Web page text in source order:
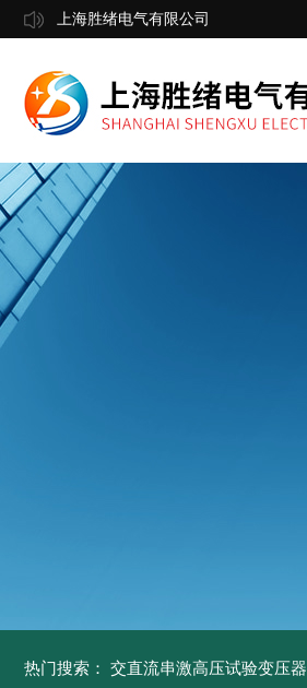
上海胜绪电气有限公司
热门搜索： 交直流串激高压试验变压器